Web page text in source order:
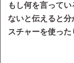
もし何を言って
ないと伝えると
スチャーを使った